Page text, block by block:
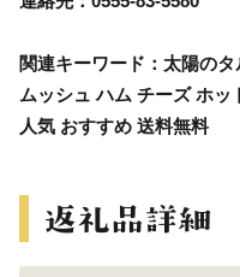
関連キーワード：太陽の
ムッシュ ハム チーズ ホ
人気 おすすめ 送料無料